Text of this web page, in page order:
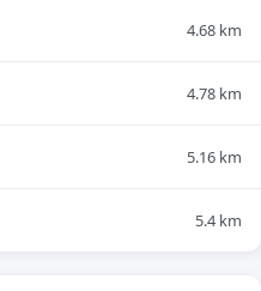
4.68 km
4.78 km
5.16 km
5.4 km